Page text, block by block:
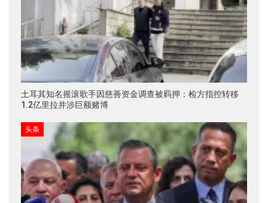
土耳其知名摇滚歌手因慈善资金调查被羁押：检方指控转移
1.2亿里拉并涉巨额赌博
头条